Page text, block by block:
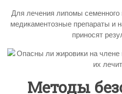
Для лечения липомы семенного
медикаментозные препараты и
приносят
Методы